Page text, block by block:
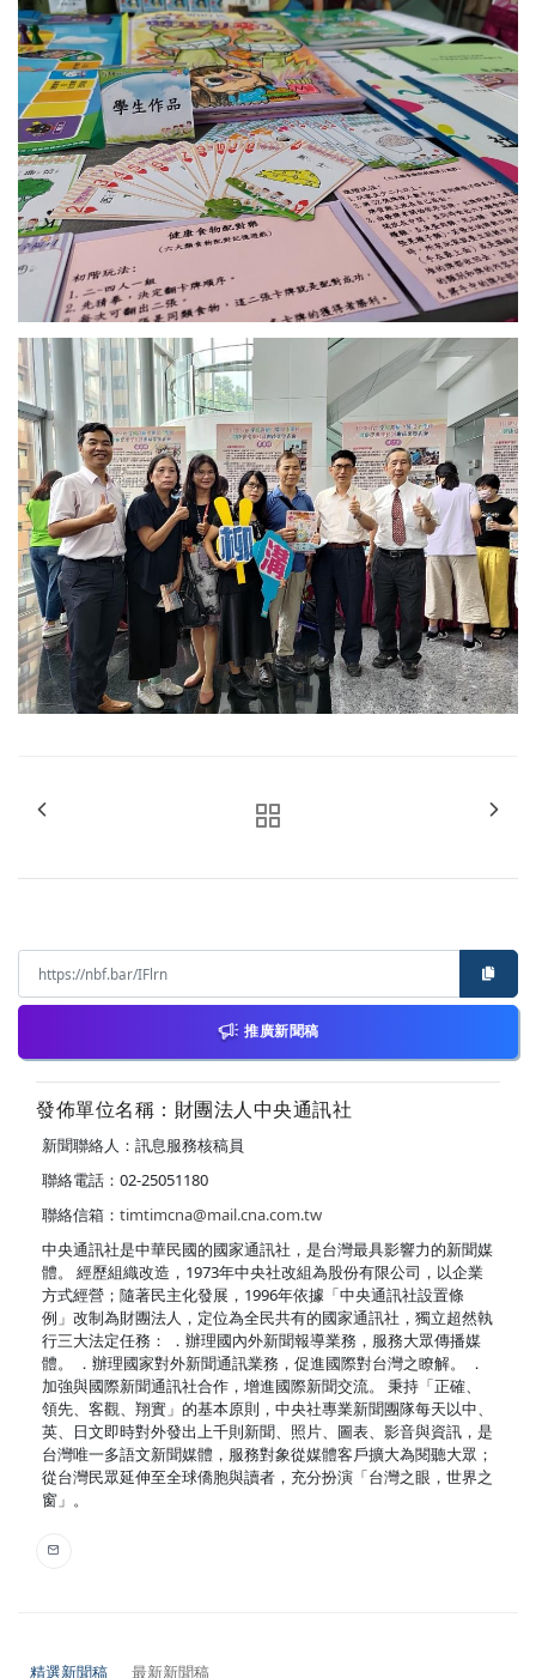
推廣新聞稿
發佈單位名稱：財團法人中央通訊社
新聞聯絡人：訊息服務核稿員
聯絡電話：02-25051180
聯絡信箱： timtimcna@mail.cna.com.tw
中央通訊社是中華民國的國家通訊社，是台灣最具影響力的新聞媒
體。 經歷組織改造，1973年中央社改組為股份有限公司，以企業
方式經營；隨著民主化發展，1996年依據「中央通訊社設置條
例」改制為財團法人，定位為全民共有的國家通訊社，獨立超然執
行三大法定任務： ．辦理國內外新聞報導業務，服務大眾傳播媒
體。 ．辦理國家對外新聞通訊業務，促進國際對台灣之瞭解。 ．
加強與國際新聞通訊社合作，增進國際新聞交流。 秉持「正確、
領先、客觀、翔實」的基本原則，中央社專業新聞團隊每天以中、
英、日文即時對外發出上千則新聞、照片、圖表、影音與資訊，是
台灣唯一多語文新聞媒體，服務對象從媒體客戶擴大為閱聽大眾；
從台灣民眾延伸至全球僑胞與讀者，充分扮演「台灣之眼，世界之
窗」。
精選新聞稿 最新新聞稿